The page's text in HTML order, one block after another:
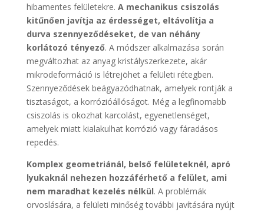
hibamentes felületekre. A mechanikus csiszolás
kitűnően javítja az érdességet, eltávolítja a
durva szennyeződéseket, de van néhány
korlátozó tényező. A módszer alkalmazása során
megváltozhat az anyag kristályszerkezete, akár
mikrodeformáció is létrejöhet a felületi rétegben.
Szennyeződések beágyazódhatnak, amelyek rontják a
tisztaságot, a korrózióállóságot. Még a legfinomabb
csiszolás is okozhat karcolást, egyenetlenséget,
amelyek miatt kialakulhat korrózió vagy fáradásos
repedés.
Komplex geometriánál, belső felületeknél, apró
lyukaknál nehezen hozzáférhető a felület, ami
nem maradhat kezelés nélkül. A problémák
orvoslására, a felületi minőség további javítására nyújt